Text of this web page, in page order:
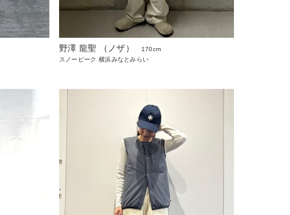
野澤 龍聖 （ノザ）
170cm
スノーピーク 横浜みなとみらい